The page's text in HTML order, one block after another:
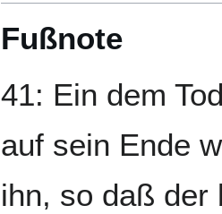
Fußnote
41: Ein dem
auf sein Ende
ihn, so daß der